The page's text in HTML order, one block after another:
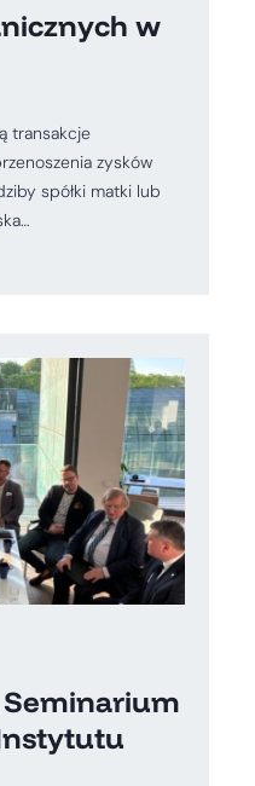
w
transakcje
zysków
spółki matki lub